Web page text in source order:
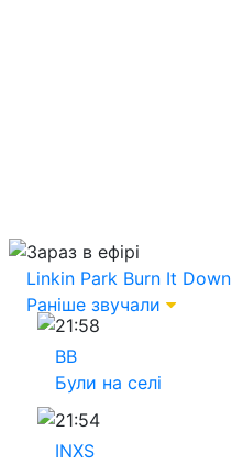
Зараз в ефірі
Linkin Park Burn It Down
Раніше звучали
21:58
ВВ
Були на селі
21:54
INXS